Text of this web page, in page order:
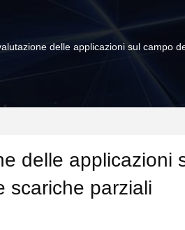
delle applicazioni sul campo
delle applicazioni
scariche parziali